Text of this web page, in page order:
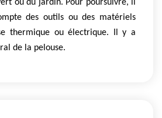
ou du jardin. Pour poursuivre, il
des outils ou des matériels
thermique ou électrique. Il y a
de la pelouse.